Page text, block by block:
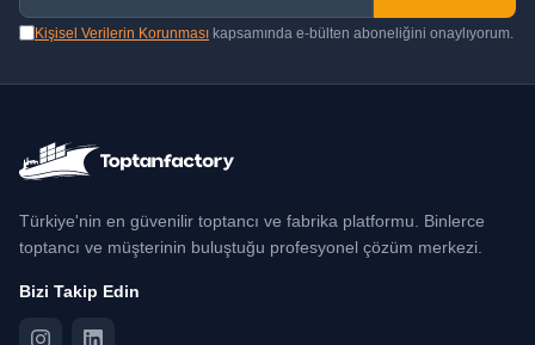
Kişisel Verilerin Korunması kapsamında e-bülten aboneliğini onaylıyorum.
Türkiye'nin en güvenilir toptancı ve fabrika platformu. Binlerce
toptancı ve müşterinin buluştuğu profesyonel çözüm merkezi.
Bizi Takip Edin